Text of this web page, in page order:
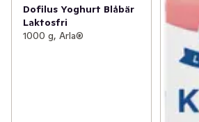
Dofilus Yoghurt Blåbär
Laktosfri
1000 g, Arla®